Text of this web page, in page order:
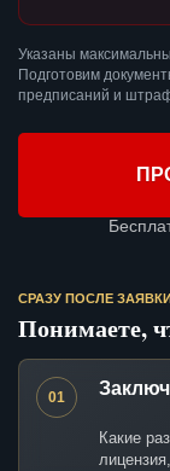
Указаны
Подготовим
предписаний и
СРАЗУ ПОСЛЕ
Понимаете,
01
Какие